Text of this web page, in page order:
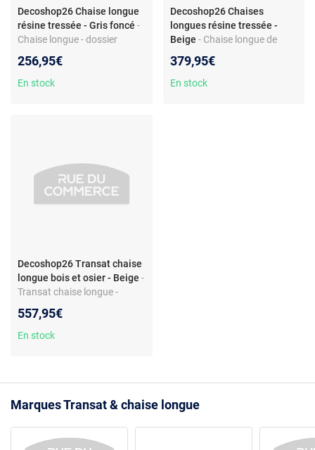
Decoshop26 Chaise longue
résine tressée - Gris foncé -
Chaise longue - dossier
coussin
256,95€
En stock
Decoshop26 Chaises
longues résine tressée -
Beige - Chaise longue de
dossier inclinable - coussin -
entretien facile
379,95€
En stock
Decoshop26 Transat chaise
longue bois et osier - Beige -
Transat chaise longue -
coussin - housse hydrofuge
amovible
557,95€
En stock
Marques Transat & chaise longue